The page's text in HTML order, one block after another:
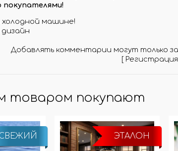
машине!
Добавлять комментарии могут только
[ Регистрация
товаром покупают
ЭТАЛОН